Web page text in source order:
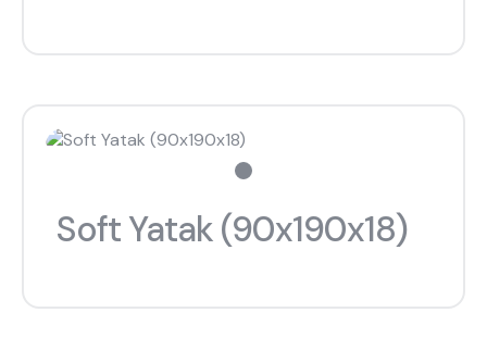
Soft Yatak (90x190x18)